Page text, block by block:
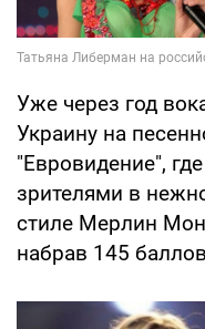
Уже через год
Украину на
"Евровидение",
зрителями в
стиле Мерлин
набрав 145